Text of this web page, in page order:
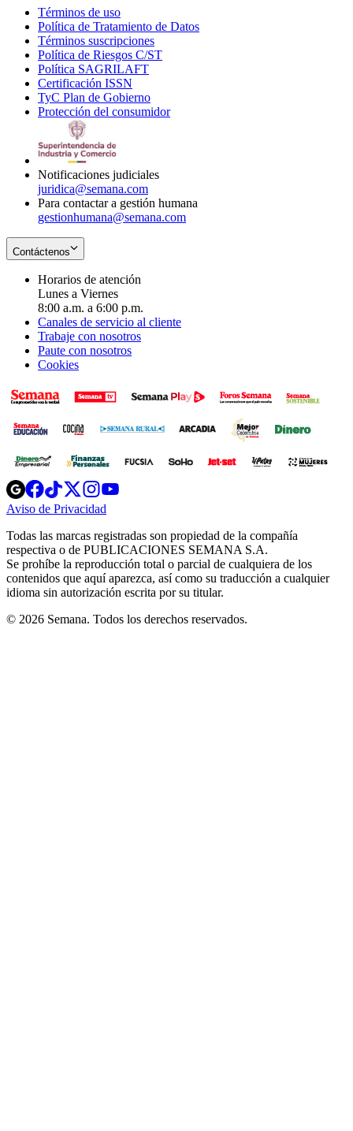
Términos de uso
in
new
window
Política de Tratamiento de Datos
Términos suscripciones
in
Política de Riesgos C/ST
Política SAGRILAFT
new
window
Certificación ISSN
in
new
TyC Plan de Gobierno
in
Protección del consumidorOpens
Notificaciones judiciales
juridica@semana.com
Para contactar a gestión humana
gestionhumana@semana.com
Contáctenos
Horarios de atención
Lunes a Viernes
8:00 a.m. a 6:00 p.m.
Canales de servicio al cliente
Trabaje con nosotros
Paute con nosotros
Cookies
Opens
in
new
Opens
in
new
Opens
in
new
window
Opens
new
windowwindow
Aviso de Privacidad
new
window
Todas las marcas registradas son propiedad de la compañía
respectiva o de PUBLICACIONES SEMANA S.A.
Se prohíbe la reproducción total o parcial de cualquiera de los
contenidos que aquí aparezca, así como su traducción a cualquier
idioma sin autorización escrita por su titular.
© 2026 Semana. Todos los derechos reservados.